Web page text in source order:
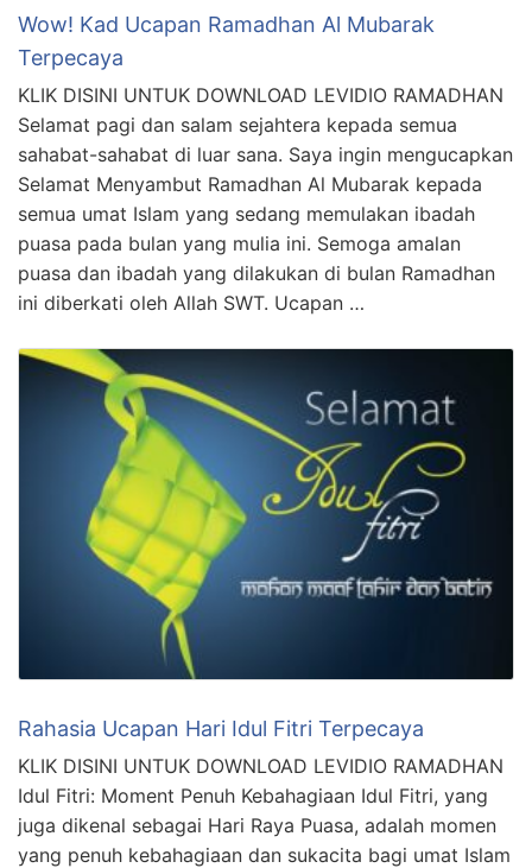
Wow! Kad Ucapan Ramadhan Al Mubarak
Terpecaya
KLIK DISINI UNTUK DOWNLOAD LEVIDIO RAMADHAN
Selamat pagi dan salam sejahtera kepada semua
sahabat-sahabat di luar sana. Saya ingin mengucapkan
Selamat Menyambut Ramadhan Al Mubarak kepada
semua umat Islam yang sedang memulakan ibadah
puasa pada bulan yang mulia ini. Semoga amalan
puasa dan ibadah yang dilakukan di bulan Ramadhan
ini diberkati oleh Allah SWT. Ucapan …
Rahasia Ucapan Hari Idul Fitri Terpecaya
KLIK DISINI UNTUK DOWNLOAD LEVIDIO RAMADHAN
Idul Fitri: Moment Penuh Kebahagiaan Idul Fitri, yang
juga dikenal sebagai Hari Raya Puasa, adalah momen
yang penuh kebahagiaan dan sukacita bagi umat Islam